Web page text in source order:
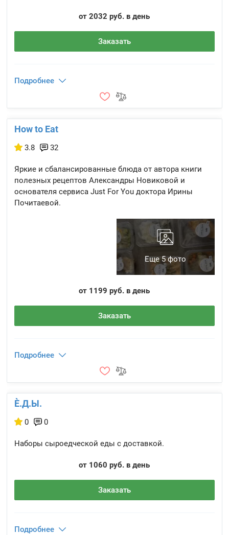
от 2032 руб. в день
Заказать
Подробнее
How to Eat
3.8 32
Яркие и сбалансированные блюда от автора книги
полезных рецептов Александры Новиковой и
основателя сервиса Just For You доктора Ирины
Почитаевой.
Еще 5 фото
от 1199 руб. в день
Заказать
Подробнее
È.Д.Ы.
0 0
Наборы сыроедческой еды с доставкой.
от 1060 руб. в день
Заказать
Подробнее